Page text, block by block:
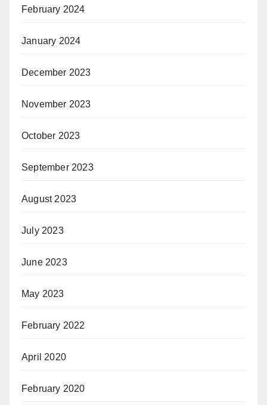
February 2024
January 2024
December 2023
November 2023
October 2023
September 2023
August 2023
July 2023
June 2023
May 2023
February 2022
April 2020
February 2020